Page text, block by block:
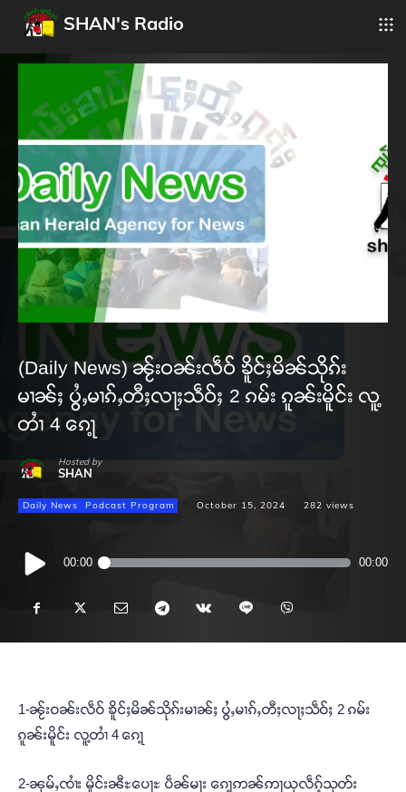
SHAN's Radio
(Daily News) ၼႂ်းဝၼ်းလဵဝ် ၶိူင်ႈမိၼ်သိုၵ်း
မၢၼ်ႈ ပွႆႇမၢၵ်ႇတီႈလႃႈသဵဝ်ႈ 2 ၵမ်း ၵူၼ်းမိူင်း လူ့
တၢႆ 4 ၵေႃ့
Hosted by
SHAN
Daily News Podcast Program October 15, 2024 282 views
Audio
Player
00:00 00:00
1-ၼႂ်းဝၼ်းလဵဝ် ၶိူင်ႈမိၼ်သိုၵ်းမၢၼ်ႈ ပွႆႇမၢၵ်ႇတီႈလႃႈသဵဝ်ႈ 2 ၵမ်း
ၵူၼ်းမိူင်း လူ့တၢႆ 4 ၵေႃ့
2-ၼုမ်ႇၸၢႆး မိူင်းၼီႊပေႃႊ ပဵၼ်မႃး ၵေႃ့ဢၼ်ဢႃယုလဵၵ့်သုတ်း